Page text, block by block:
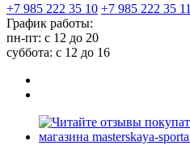
+7 985 222 35 10 +7 985 222 35 11
График работы:
пн-пт: с 12 до 20
суббота: c 12 до 16